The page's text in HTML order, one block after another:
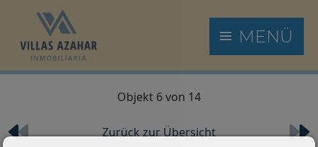
MENÜ
Objekt 6 von 14
Zurück zur Übersicht